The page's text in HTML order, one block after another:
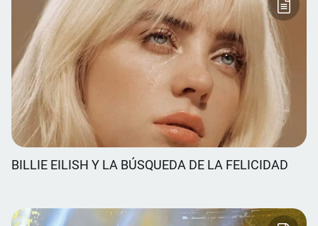
BILLIE EILISH Y LA BÚSQUEDA DE LA FELICIDAD